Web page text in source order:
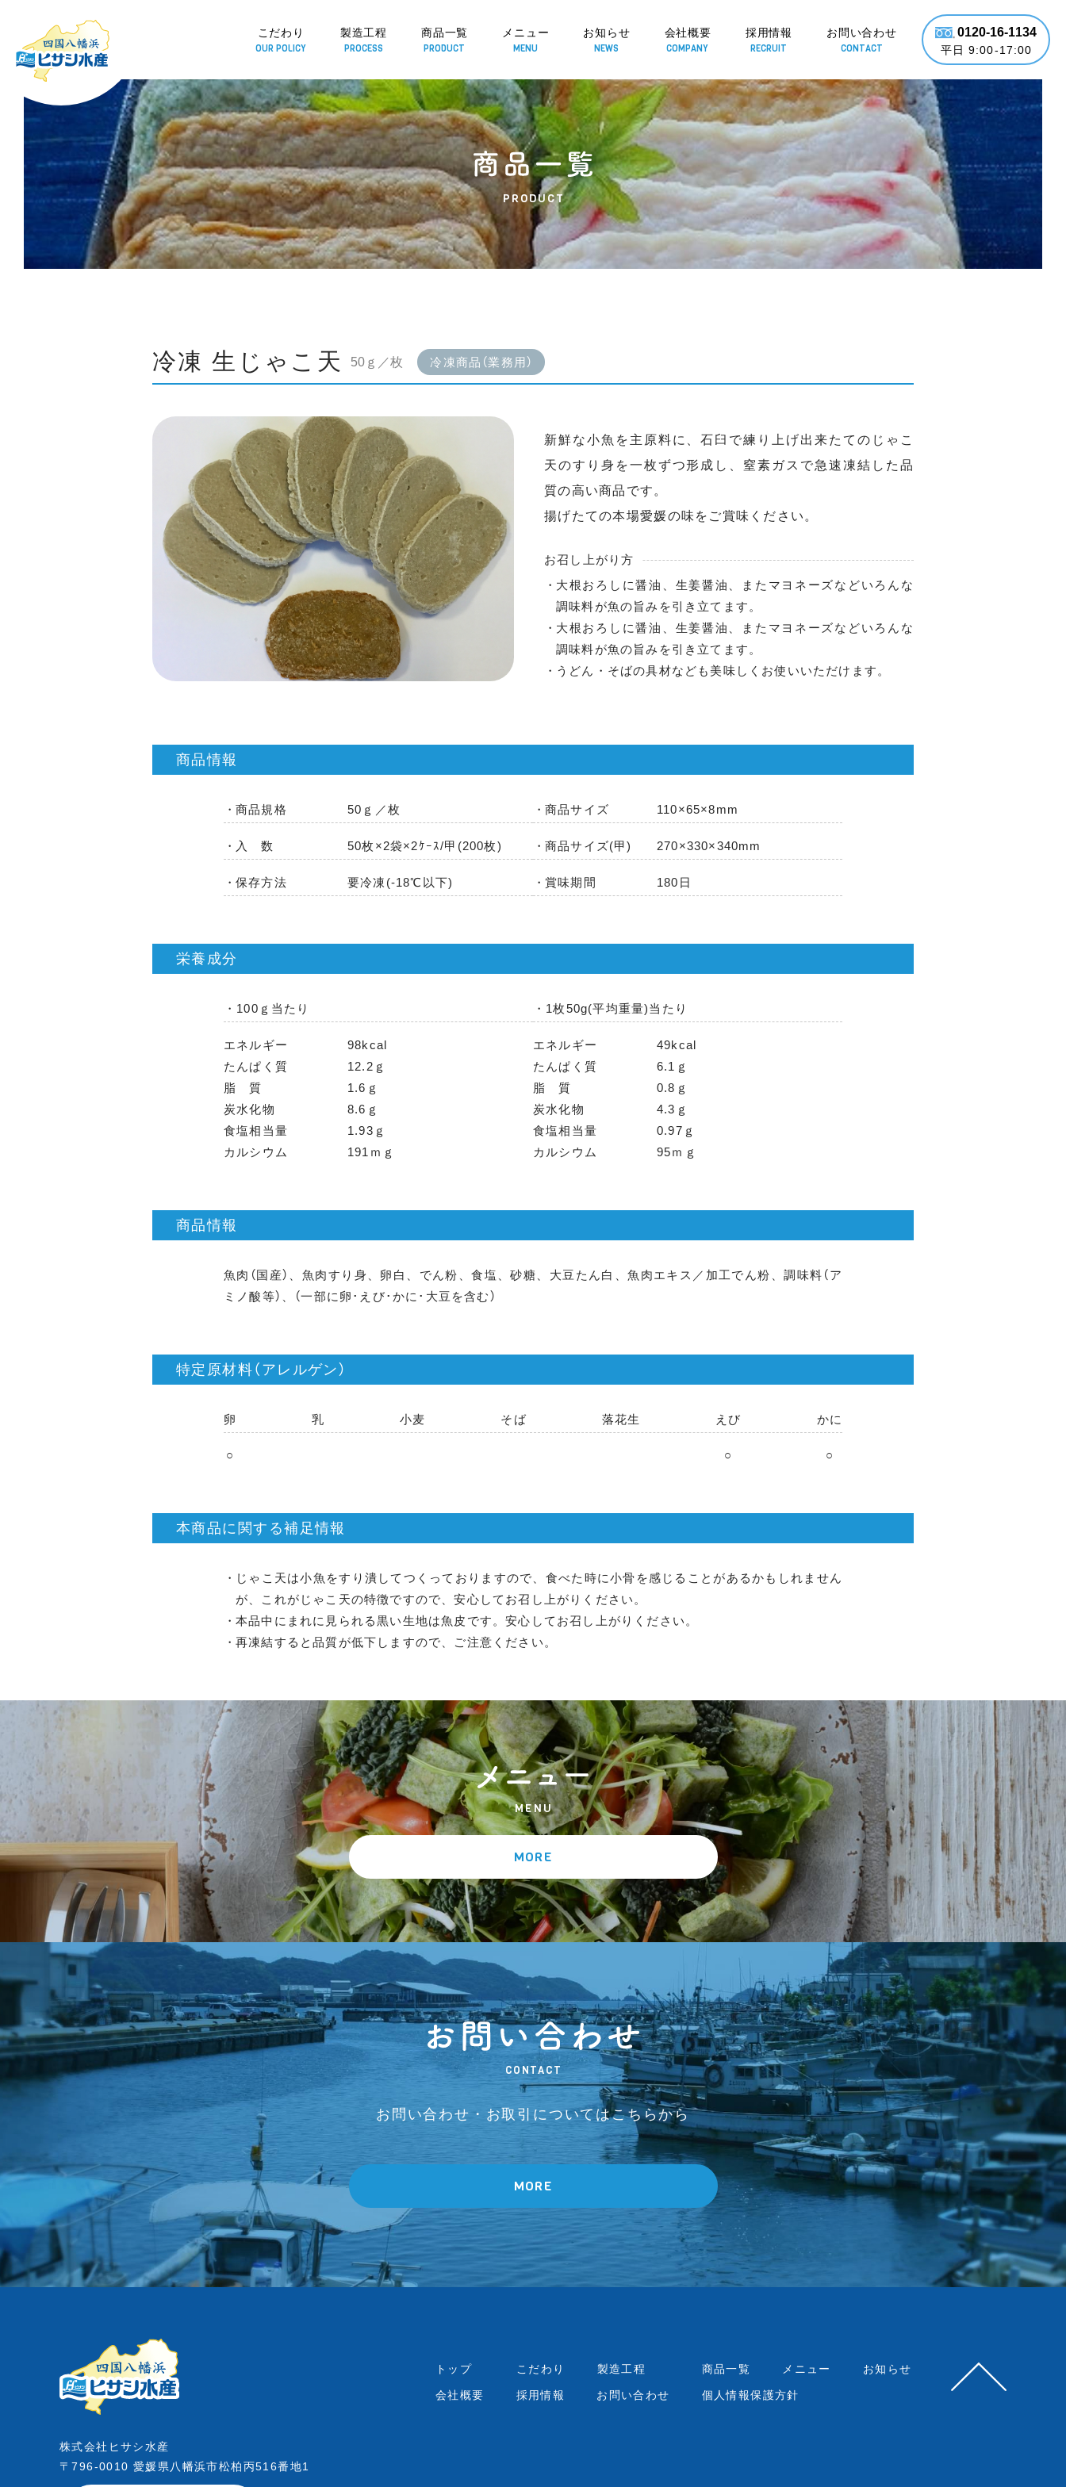
こだわり
OUR POLICY
製造工程
PROCESS
商品一覧
PRODUCT
メニュー
MENU
お知らせ
NEWS
会社概要
COMPANY
採用情報
RECRUIT
お問い合わせ
CONTACT
0120-16-1134
平日 9:00-17:00
PRODUCT
冷凍 生じゃこ天 50ｇ／枚 冷凍商品（業務用）
新鮮な小魚を主原料に、石臼で練り上げ出来たてのじゃこ
天のすり身を一枚ずつ形成し、窒素ガスで急速凍結した品
質の高い商品です。
揚げたての本場愛媛の味をご賞味ください。
お召し上がり方
大根おろしに醤油、生姜醤油、またマヨネーズなどいろんな
調味料が魚の旨みを引き立てます。
大根おろしに醤油、生姜醤油、またマヨネーズなどいろんな
調味料が魚の旨みを引き立てます。
うどん・そばの具材なども美味しくお使いいただけます。
商品情報
商品規格 50ｇ／枚 商品サイズ 110×65×8mm
入 数 50枚×2袋×2ｹｰｽ/甲(200枚) 商品サイズ(甲) 270×330×340mm
保存方法 要冷凍(-18℃以下) 賞味期間 180日
栄養成分
・100ｇ当たり
エネルギー
98kcal
たんぱく質
12.2ｇ
脂 質
1.6ｇ
炭水化物
8.6ｇ
食塩相当量
1.93ｇ
カルシウム
191ｍｇ
・1枚50g(平均重量)当たり
エネルギー
49kcal
たんぱく質
6.1ｇ
脂 質
0.8ｇ
炭水化物
4.3ｇ
食塩相当量
0.97ｇ
カルシウム
95ｍｇ
商品情報
魚肉（国産）、魚肉すり身、卵白、でん粉、食塩、砂糖、大豆たん白、魚肉エキス／加工でん粉、調味料（ア
ミノ酸等）、（一部に卵･えび･かに･大豆を含む）
特定原材料（アレルゲン）
卵
○
乳 小麦 そば 落花生 えび
○
かに
○
本商品に関する補足情報
じゃこ天は小魚をすり潰してつくっておりますので、食べた時に小骨を感じることがあるかもしれません
が、これがじゃこ天の特徴ですので、安心してお召し上がりください。
本品中にまれに見られる黒い生地は魚皮です。安心してお召し上がりください。
再凍結すると品質が低下しますので、ご注意ください。
MENU
MORE
CONTACT
お問い合わせ・お取引についてはこちらから
MORE
株式会社ヒサシ水産
〒796-0010愛媛県八幡浜市松柏丙516番地1
トップ こだわり 製造工程 商品一覧 メニュー お知らせ
会社概要 採用情報 お問い合わせ 個人情報保護方針